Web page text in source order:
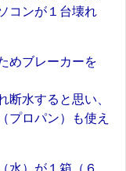
コンが１台壊れ
めブレーカーを
断水すると思い、
プロパン）も使え
水）が１箱（６